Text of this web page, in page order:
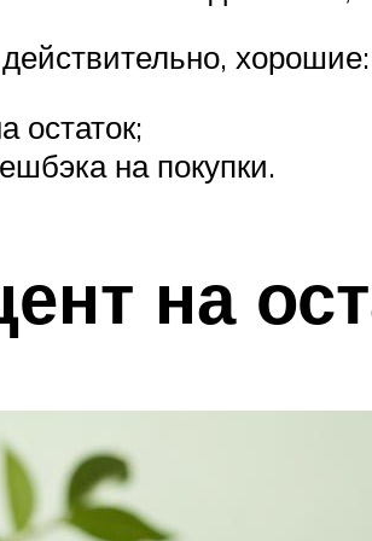
хорошие:
остаток;
на покупки.
на